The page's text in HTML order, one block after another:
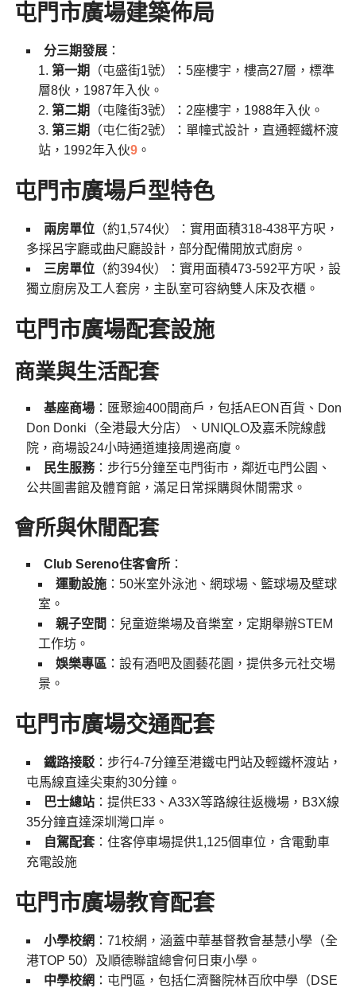
屯門市廣場建築佈局
分三期發展：
第一期
（屯盛街1號）：5座樓宇，樓高27層，標準
層8伙，1987年入伙。
第二期
（屯隆街3號）：2座樓宇，1988年入伙。
第三期
（屯仁街2號）：單幢式設計，直通輕鐵杯渡
站，1992年入伙9。
屯門市廣場戶型特色
兩房單位（約1,574伙）：實用面積318-438平方呎，
多採呂字廳或曲尺廳設計，部分配備開放式廚房。
三房單位（約394伙）：實用面積473-592平方呎，設
獨立廚房及工人套房，主臥室可容納雙人床及衣櫃。
屯門市廣場配套設施
商業與生活配套
基座商場：匯聚逾400間商戶，包括AEON百貨、Don
Don Donki（全港最大分店）、UNIQLO及嘉禾院線戲
院，商場設24小時通道連接周邊商廈。
民生服務：步行5分鐘至屯門街市，鄰近屯門公園、
公共圖書館及體育館，滿足日常採購與休閒需求。
會所與休閒配套
Club Sereno住客會所：
運動設施：50米室外泳池、網球場、籃球場及壁球
室。
親子空間 ：兒童遊樂場及音樂室，定期舉辦STEM
工作坊。
娛樂專區 ：設有酒吧及園藝花園，提供多元社交場
景。
屯門市廣場交通配套
鐵路接駁：步行4-7分鐘至港鐵屯門站及輕鐵杯渡站，
屯馬線直達尖東約30分鐘。
巴士總站：提供E33、A33X等路線往返機場，B3X線
35分鐘直達深圳灣口岸。
自駕配套：住客停車場提供1,125個車位，含電動車
充電設施
屯門市廣場教育配套
小學校網 ：71校網，涵蓋中華基督教會基慧小學（全
港TOP 50）及順德聯誼總會何日東小學。
中學校網 ：屯門區，包括仁濟醫院林百欣中學（DSE